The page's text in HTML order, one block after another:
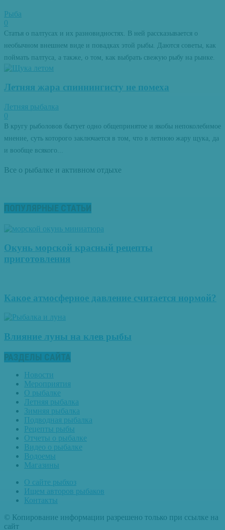
Рыба
0
Статья о палтусах и их разновидностях. В ней рассказывается о
необычном внешнем виде и повадках этой рыбы. Даются советы, как
поймать палтуса, а также, о том, как выбрать свежую рыбу на рынке.
Летняя жара спиннингисту не помеха
Летняя рыбалка
0
В кругу рыболовов бытует одно общепринятое и якобы непоколебимое
мнение, суть которого заключается в том, что в летнюю жару щука, да
и вообще всякого...
Все о рыбалке и активном отдыхе
ПОПУЛЯРНЫЕ СТАТЬИ
Окунь морской красный рецепты
приготовления
Какое атмосферное давление считается нормой?
Влияние луны на клев рыбы
РАЗДЕЛЫ САЙТА
Новости
Мероприятия
О рыбалке
Летняя рыбалка
Зимняя рыбалка
Подводная рыбалка
Рецепты рыбы
Отчеты о рыбалке
Видео о рыбалке
Водоемы
Магазины
О сайте рыбхоз
Ищем авторов рыбаков
Контакты
© Копирование информации разрешено только при ссылке на
сайт